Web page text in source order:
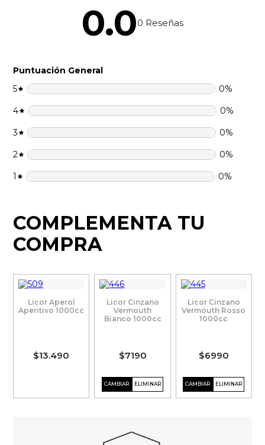
0.00 Reseñas
Puntuación General
5
0%
4 0%
3 0%
2 0%
1 0%
COMPLEMENTA TU
COMPRA
Licor Aperol
Aperitivo 1000cc
$13.490
Licor Cinzano
Vermouth Rosso
1000cc
$6990
Licor Cinzano
Vermouth
Bianco 1000cc
$7190